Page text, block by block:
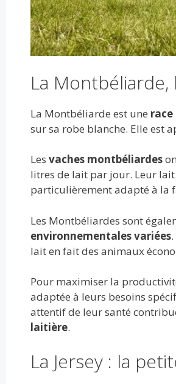
La
La Montbéliarde est une
sur sa robe blanche. Elle est
Les vaches montbéliardes
litres de lait par jour. Leur lait
particulièrement adapté à la
Les Montbéliardes sont
environnementales variées
lait en fait des animaux
Pour maximiser la
adaptée à leurs besoins
attentif de leur santé
laitière.
La Jersey : la